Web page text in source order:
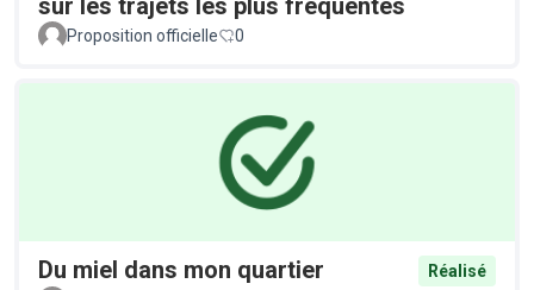
sur les trajets les plus fréquentés
Proposition officielle 0
Du miel dans mon quartier
Réalisé